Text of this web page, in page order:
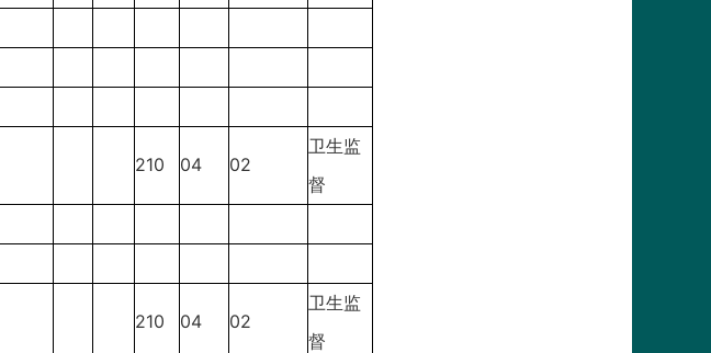
210 04 02
卫生监
督
210 04 02
卫生监
督